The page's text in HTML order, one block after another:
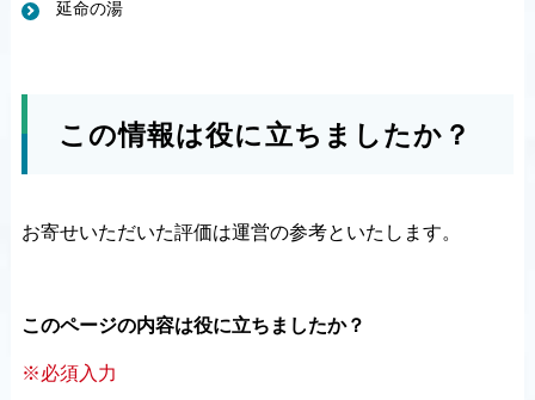
延命の湯
この情報は役に立ちましたか？
お寄せいただいた評価は運営の参考といたします。
このページの内容は役に立ちましたか？
※必須入力